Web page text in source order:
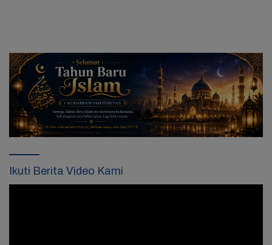
Ikuti Berita Video Kami